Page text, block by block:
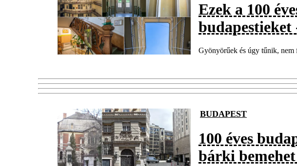
Ezek a 100
Gyönyörűek és úgy tűnik, nem
BUDAPEST
100 éves
bárki